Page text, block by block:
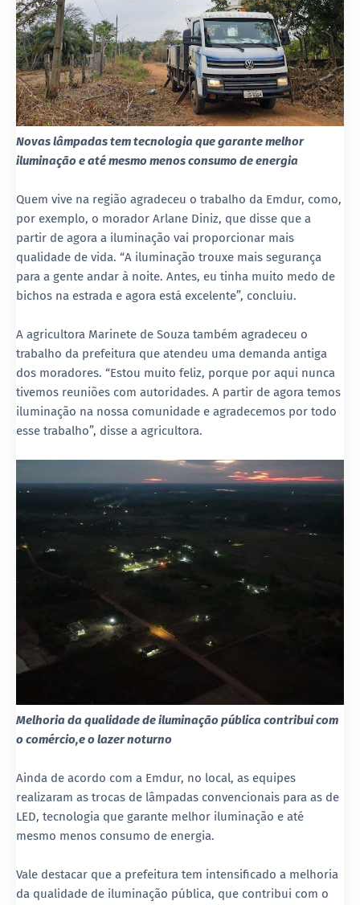
Novas lâmpadas tem tecnologia que garante melhor
iluminação e até mesmo menos consumo de energia
Quem vive na região agradeceu o trabalho da Emdur, como,
por exemplo, o morador Arlane Diniz, que disse que a
partir de agora a iluminação vai proporcionar mais
qualidade de vida. “A iluminação trouxe mais segurança
para a gente andar à noite. Antes, eu tinha muito medo de
bichos na estrada e agora está excelente”, concluiu.
A agricultora Marinete de Souza também agradeceu o
trabalho da prefeitura que atendeu uma demanda antiga
dos moradores. “Estou muito feliz, porque por aqui nunca
tivemos reuniões com autoridades. A partir de agora temos
iluminação na nossa comunidade e agradecemos por todo
esse trabalho”, disse a agricultora.
Melhoria da qualidade de iluminação pública contribui com
o comércio,e o lazer noturno
Ainda de acordo com a Emdur, no local, as equipes
realizaram as trocas de lâmpadas convencionais para as de
LED, tecnologia que garante melhor iluminação e até
mesmo menos consumo de energia.
Vale destacar que a prefeitura tem intensificado a melhoria
da qualidade de iluminação pública, que contribui com o